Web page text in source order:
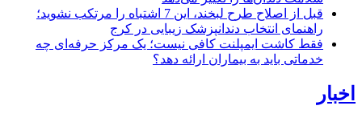
قبل از اصلاح طرح لبخند، این 7 اشتباه را مرتکب نشوید؛
راهنمای انتخاب دندانپزشک زیبایی در کرج
فقط کاشت ایمپلنت کافی نیست؛ یک مرکز حرفه‌ای چه
خدماتی باید به بیماران ارائه دهد؟
اخبار